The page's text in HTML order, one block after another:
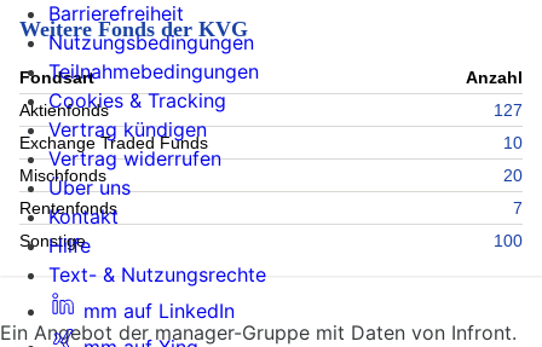
Weitere Fonds der KVG
Fondsart
Anzahl
Aktienfonds
127
Exchange Traded Funds
10
Mischfonds
20
Rentenfonds
7
Sonstige
100
Ein Angebot der manager-Gruppe mit Daten von Infront.
Barrierefreiheit
Nutzungsbedingungen
Teilnahmebedingungen
Cookies & Tracking
Vertrag kündigen
Vertrag widerrufen
Über uns
Kontakt
Hilfe
Text- & Nutzungsrechte
mm auf LinkedIn